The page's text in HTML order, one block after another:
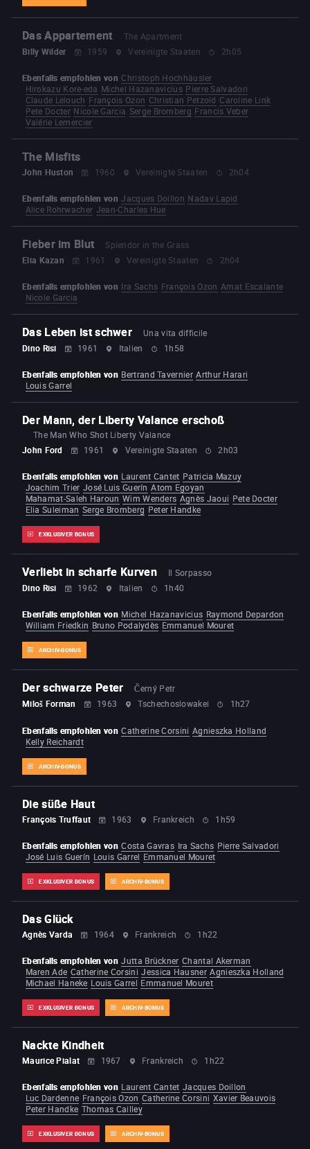
Das Appartement
The Apartment
Billy Wilder
1959 Vereinigte Staaten 2h05
Ebenfalls empfohlen von Christoph Hochhäusler
Hirokazu Kore-eda Michel Hazanavicius Pierre Salvadori
Claude Lelouch François Ozon Christian Petzold Caroline Link
Pete Docter Nicole Garcia Serge Bromberg Francis Veber
Valérie Lemercier
The Misfits
John Huston 1960 Vereinigte Staaten 2h04
Ebenfalls empfohlen von Jacques Doillon Nadav Lapid
Alice Rohrwacher Jean-Charles Hue
Fieber im Blut
Splendor in the Grass
Elia Kazan
1961 Vereinigte Staaten 2h04
Ebenfalls empfohlen von Ira Sachs François Ozon Amat Escalante
Nicole Garcia
Das Leben ist schwer
Una vita difficile
Dino Risi
1961 Italien 1h58
Ebenfalls empfohlen von Bertrand Tavernier Arthur Harari
Louis Garrel
Der Mann, der Liberty Valance erschoß
The Man Who Shot Liberty Valance
John Ford
1961 Vereinigte Staaten 2h03
EXKLUSIVER BONUS
Ebenfalls empfohlen von Laurent Cantet Patricia Mazuy
Joachim Trier José Luis Guerín Atom Egoyan
Mahamat-Saleh Haroun Wim Wenders Agnès Jaoui Pete Docter
Elia Suleiman Serge Bromberg Peter Handke
Verliebt in scharfe Kurven
Il Sorpasso
Dino Risi
1962 Italien 1h40
ARCHIV-BONUS
Ebenfalls empfohlen von Michel Hazanavicius Raymond Depardon
William Friedkin Bruno Podalydès Emmanuel Mouret
Der schwarze Peter
Černý Petr
Miloš Forman
1963 Tschechoslowakei 1h27
ARCHIV-BONUS
Ebenfalls empfohlen von Catherine Corsini Agnieszka Holland
Kelly Reichardt
Die süße Haut
François Truffaut 1963 Frankreich 1h59
EXKLUSIVER BONUS ARCHIV-BONUS
Ebenfalls empfohlen von Costa Gavras Ira Sachs Pierre Salvadori
José Luis Guerín Louis Garrel Emmanuel Mouret
Das Glück
Agnès Varda 1964 Frankreich 1h22
EXKLUSIVER BONUS ARCHIV-BONUS
Ebenfalls empfohlen von Jutta Brückner Chantal Akerman
Maren Ade Catherine Corsini Jessica Hausner Agnieszka Holland
Michael Haneke Louis Garrel Emmanuel Mouret
Nackte Kindheit
Maurice Pialat 1967 Frankreich 1h22
EXKLUSIVER BONUS ARCHIV-BONUS
Ebenfalls empfohlen von Laurent Cantet Jacques Doillon
Luc Dardenne François Ozon Catherine Corsini Xavier Beauvois
Peter Handke Thomas Cailley